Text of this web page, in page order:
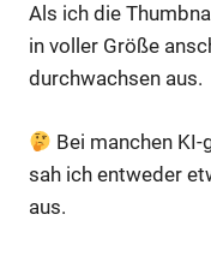
Als ich die
in voller Größe
durchwachsen aus.
Bei manchen
sah ich entweder
aus.